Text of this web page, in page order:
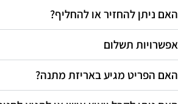
האם ניתן להחזיר או להחליף?
אפשרויות תשלום
האם הפריט מגיע באריזת מתנה?